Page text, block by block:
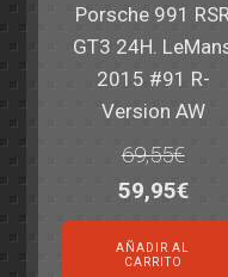
Porsche 991 RSR
GT3 24H.
2015 #91 R-
Version AW
69,55€
El
precio
original
59,95€El
AÑADIR AL
CARRITO